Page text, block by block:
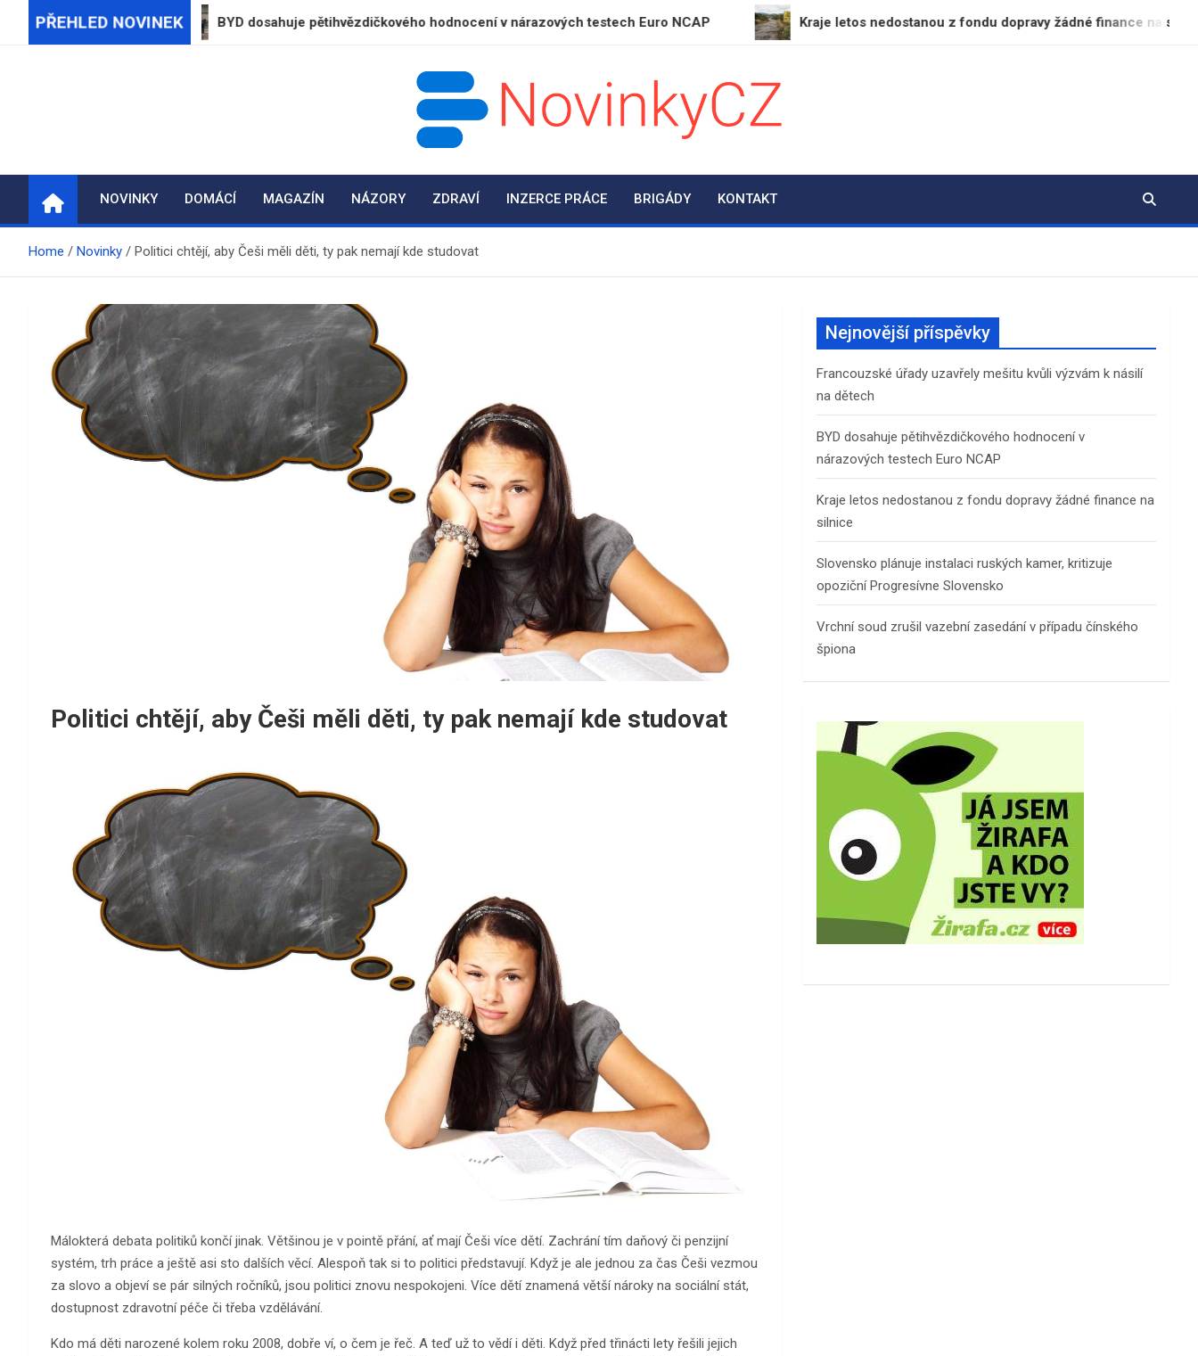
PŘEHLED NOVINEK
dětech BYD dosahuje pětihvězdičkového hodnocení v nárazových testech Euro NCAP Kraje letos nedostanou z fondu dopravy žádné finance na silnice
NovinkyCZ.cz
NOVINKY DOMÁCÍ MAGAZÍN NÁZORY ZDRAVÍ INZERCE PRÁCE BRIGÁDY KONTAKT
Home Novinky Politici chtějí, aby Češi měli děti, ty pak nemají kde studovat
Politici chtějí, aby Češi měli děti, ty pak nemají kde studovat
Málokterá debata politiků končí jinak. Většinou je v pointě přání, ať mají Češi více dětí. Zachrání tím daňový či penzijní
systém, trh práce a ještě asi sto dalších věcí. Alespoň tak si to politici představují. Když je ale jednou za čas Češi vezmou
za slovo a objeví se pár silných ročníků, jsou politici znovu nespokojeni. Více dětí znamená větší nároky na sociální stát,
dostupnost zdravotní péče či třeba vzdělávání.
Kdo má děti narozené kolem roku 2008, dobře ví, o čem je řeč. A teď už to vědí i děti. Když před třinácti lety řešili jejich
Nejnovější příspěvky
Francouzské úřady uzavřely mešitu kvůli výzvám k násilí
na dětech
BYD dosahuje pětihvězdičkového hodnocení v
nárazových testech Euro NCAP
Kraje letos nedostanou z fondu dopravy žádné finance na
silnice
Slovensko plánuje instalaci ruských kamer, kritizuje
opoziční Progresívne Slovensko
Vrchní soud zrušil vazební zasedání v případu čínského
špiona